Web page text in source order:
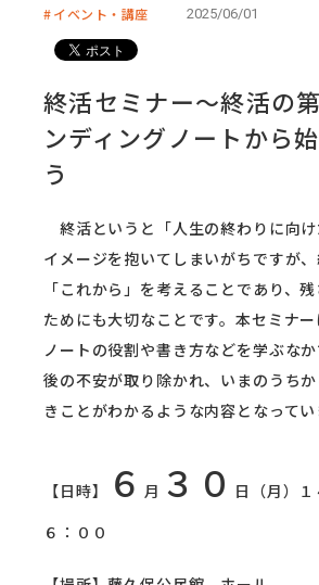
イベント・講座 2025/06/01
終活セミナー～終活の
ンディングノートから
う
終活というと「人生の終わりに向
イメージを抱いてしまいがちですが
「これから」を考えることであり、
ためにも大切なことです。本セミナ
ノートの役割や書き方などを学ぶな
後の不安が取り除かれ、いまのうち
きことがわかるような内容となってい
【日時】 ６ 月 ３０ 日（月）
６：００